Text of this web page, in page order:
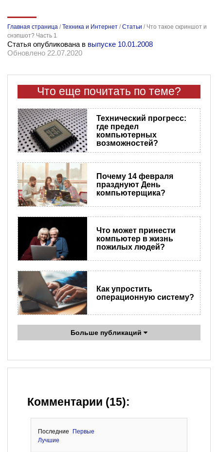
Главная страница /Техника и Интернет /Статьи / Что такое скриншот и
снэпшот? Часть 1
Статья опубликована в выпуске 10.01.2008
Обновлено 22.07.2020
Что еще почитать по теме?
Технический прогресс:
где предел
компьютерных
возможностей?
Почему 14 февраля
празднуют День
компьютерщика?
Что может принести
компьютер в жизнь
пожилых людей?
Как упростить
операционную систему?
Больше публикаций
Комментарии (15):
Последние
Первые
Лучшие